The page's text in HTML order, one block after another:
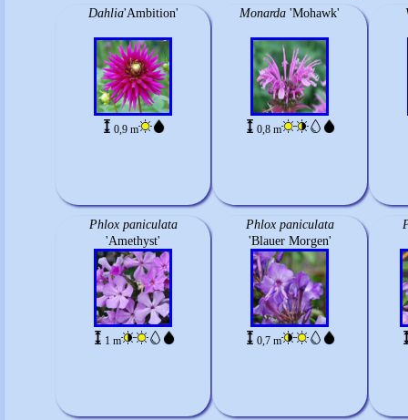
Dahlia'Ambition'
0,9 m
Monarda 'Mohawk'
0,8 m
Phlox paniculata
'Amethyst'
1 m
Phlox paniculata
'Blauer Morgen'
0,7 m